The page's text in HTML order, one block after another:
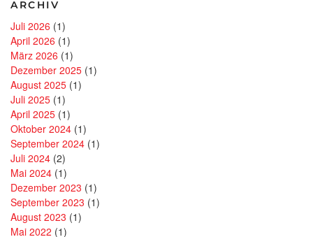
ARCHIV
Juli 2026 (1)
April 2026 (1)
März 2026 (1)
Dezember 2025 (1)
August 2025 (1)
Juli 2025 (1)
April 2025 (1)
Oktober 2024 (1)
September 2024 (1)
Juli 2024 (2)
Mai 2024 (1)
Dezember 2023 (1)
September 2023 (1)
August 2023 (1)
Mai 2022 (1)